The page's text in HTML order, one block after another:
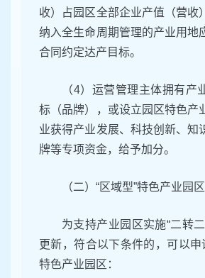
收）占园区全部企业产值（营收
纳入全生命周期管理的产业用地
合同约定达产目标。
（4）运营管理主体拥有产
标（品牌），或设立园区特色产
业获得产业发展、科技创新、知
牌等专项资金，给予加分。
（二）“区域型”特色产业园区
为支持产业园区实施“二转
更新，符合以下条件的，可以申
特色产业园区：